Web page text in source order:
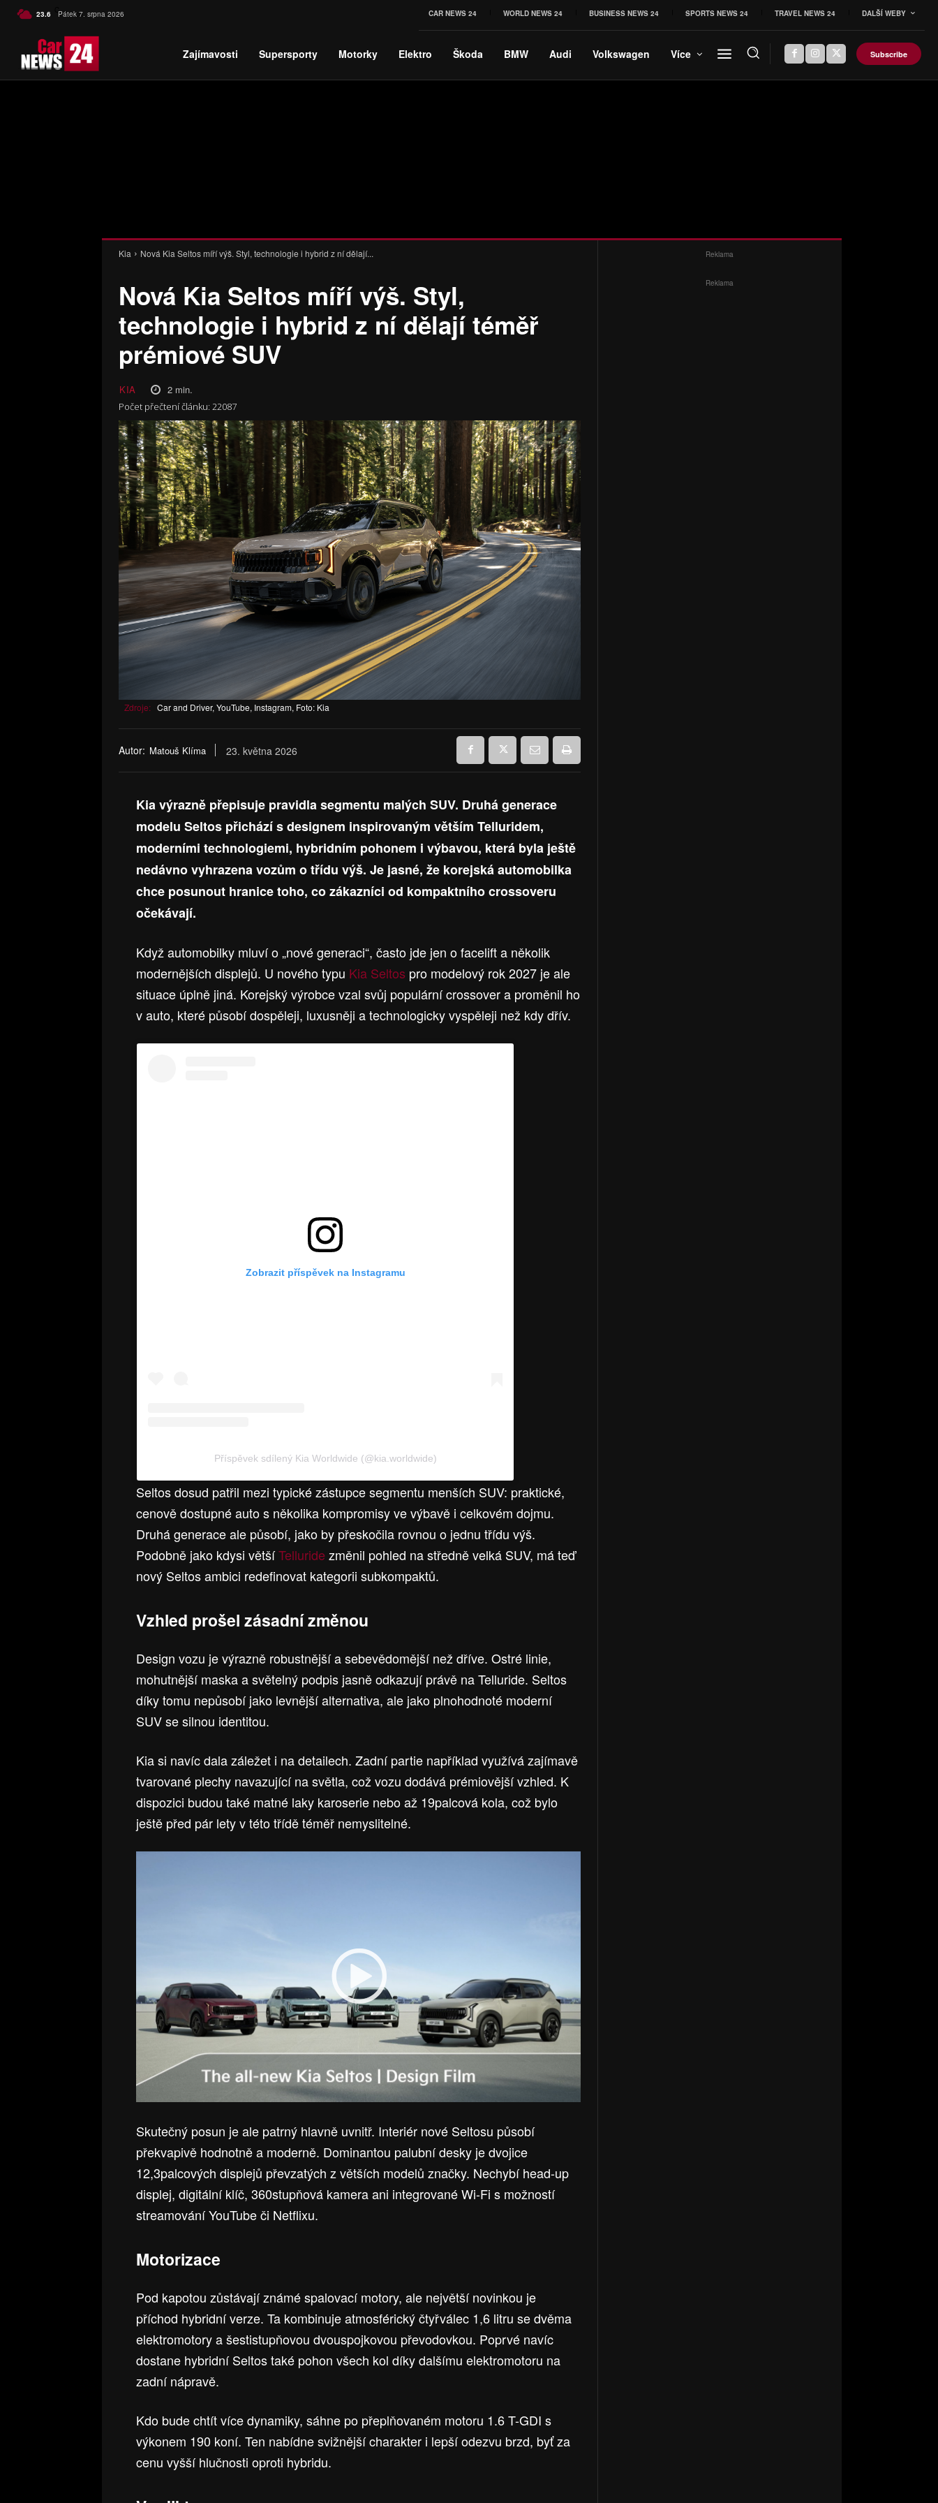
23.6 C Czech
Pátek 7. srpna 2026 CAR NEWS 24 WORLD NEWS 24 BUSINESS NEWS 24 SPORTS NEWS 24 TRAVEL NEWS 24 DALŠÍ WEBY
Zajímavosti Supersporty Motorky Elektro Škoda BMW Audi Volkswagen Více Subscribe
Kia Nová Kia Seltos míří výš. Styl, technologie i hybrid z ní dělají...
Nová Kia Seltos míří výš. Styl,
technologie i hybrid z ní dělají téměř
prémiové SUV
KIA 2min.
Počet přečtení článku: 22087
Zdroje: Car and Driver, YouTube, Instagram, Foto: Kia
Autor: Matouš Klíma 23. května 2026
Kia výrazně přepisuje pravidla segmentu malých SUV. Druhá generace
modelu Seltos přichází s designem inspirovaným větším Telluridem,
moderními technologiemi, hybridním pohonem i výbavou, která byla ještě
nedávno vyhrazena vozům o třídu výš. Je jasné, že korejská automobilka
chce posunout hranice toho, co zákazníci od kompaktního crossoveru
očekávají.
Když automobilky mluví o „nové generaci“, často jde jen o facelift a několik
modernějších displejů. U nového typu Kia Seltos pro modelový rok 2027 je ale
situace úplně jiná. Korejský výrobce vzal svůj populární crossover a proměnil ho
v auto, které působí dospěleji, luxusněji a technologicky vyspěleji než kdy dřív.
Zobrazit příspěvek na Instagramu
Příspěvek sdílený Kia Worldwide (@kia.worldwide)
Seltos dosud patřil mezi typické zástupce segmentu menších SUV: praktické,
cenově dostupné auto s několika kompromisy ve výbavě i celkovém dojmu.
Druhá generace ale působí, jako by přeskočila rovnou o jednu třídu výš.
Podobně jako kdysi většíTelluride změnil pohled na středně velká SUV, má teď
nový Seltos ambici redefinovat kategorii subkompaktů.
Vzhled prošel zásadní změnou
Design vozu je výrazně robustnější a sebevědomější než dříve. Ostré linie,
mohutnější maska a světelný podpis jasně odkazují právě na Telluride. Seltos
díky tomu nepůsobí jako levnější alternativa, ale jako plnohodnoté moderní
SUV se silnou identitou.
Kia si navíc dala záležet i na detailech. Zadní partie například využívá zajímavě
tvarované plechy navazující na světla, což vozu dodává prémiovější vzhled. K
dispozici budou také matné laky karoserie nebo až 19palcová kola, což bylo
ještě před pár lety v této třídě téměř nemyslitelné.
Skutečný posun je ale patrný hlavně uvnitř. Interiér nové Seltosu působí
překvapivě hodnotně a moderně. Dominantou palubní desky je dvojice
12,3palcových displejů převzatých z větších modelů značky. Nechybí head-up
displej, digitální klíč, 360stupňová kamera ani integrované Wi-Fi s možností
streamování YouTube či Netflixu.
Motorizace
Pod kapotou zůstávají známé spalovací motory, ale největší novinkou je
příchod hybridní verze. Ta kombinuje atmosférický čtyřválec 1,6 litru se dvěma
elektromotory a šestistupňovou dvouspojkovou převodovkou. Poprvé navíc
dostane hybridní Seltos také pohon všech kol díky dalšímu elektromotoru na
zadní nápravě.
Kdo bude chtít více dynamiky, sáhne po přeplňovaném motoru 1.6 T-GDI s
výkonem 190 koní. Ten nabídne svižnější charakter i lepší odezvu brzd, byť za
cenu vyšší hlučnosti oproti hybridu.
Reklama
Reklama